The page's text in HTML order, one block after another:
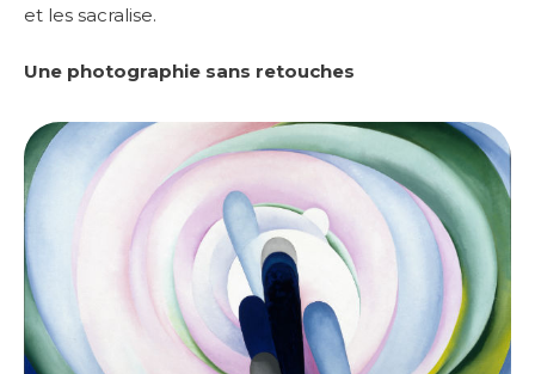
et les sacralise.
Une photographie sans retouches